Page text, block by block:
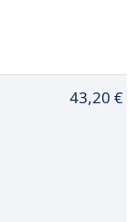
43,20 €